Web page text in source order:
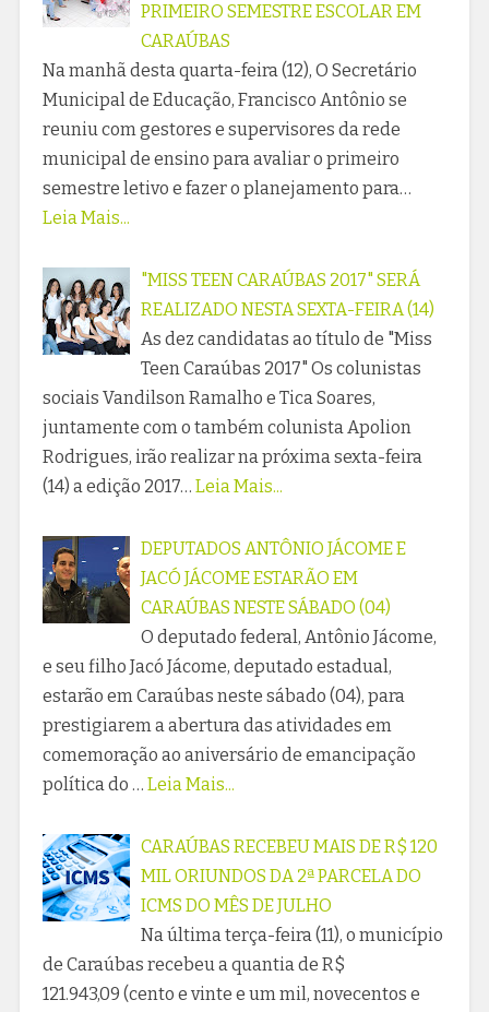
PRIMEIRO SEMESTRE ESCOLAR EM
CARAÚBAS
Na manhã desta quarta-feira (12), O Secretário
Municipal de Educação, Francisco Antônio se
reuniu com gestores e supervisores da rede
municipal de ensino para avaliar o primeiro
semestre letivo e fazer o planejamento para…
Leia Mais...
"MISS TEEN CARAÚBAS 2017" SERÁ
REALIZADO NESTA SEXTA-FEIRA (14)
As dez candidatas ao título de "Miss
Teen Caraúbas 2017" Os colunistas
sociais Vandilson Ramalho e Tica Soares,
juntamente com o também colunista Apolion
Rodrigues, irão realizar na próxima sexta-feira
(14) a edição 2017… Leia Mais...
DEPUTADOS ANTÔNIO JÁCOME E
JACÓ JÁCOME ESTARÃO EM
CARAÚBAS NESTE SÁBADO (04)
O deputado federal, Antônio Jácome,
e seu filho Jacó Jácome, deputado estadual,
estarão em Caraúbas neste sábado (04), para
prestigiarem a abertura das atividades em
comemoração ao aniversário de emancipação
política do … Leia Mais...
CARAÚBAS RECEBEU MAIS DE R$ 120
MIL ORIUNDOS DA 2ª PARCELA DO
ICMS DO MÊS DE JULHO
Na última terça-feira (11), o município
de Caraúbas recebeu a quantia de R$
121.943,09 (cento e vinte e um mil, novecentos e